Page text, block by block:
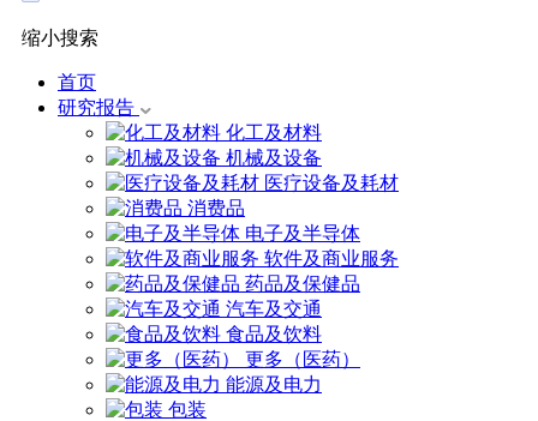
缩小搜索
首页
研究报告
化工及材料
机械及设备
医疗设备及耗材
消费品
电子及半导体
软件及商业服务
药品及保健品
汽车及交通
食品及饮料
更多（医药）
能源及电力
包装